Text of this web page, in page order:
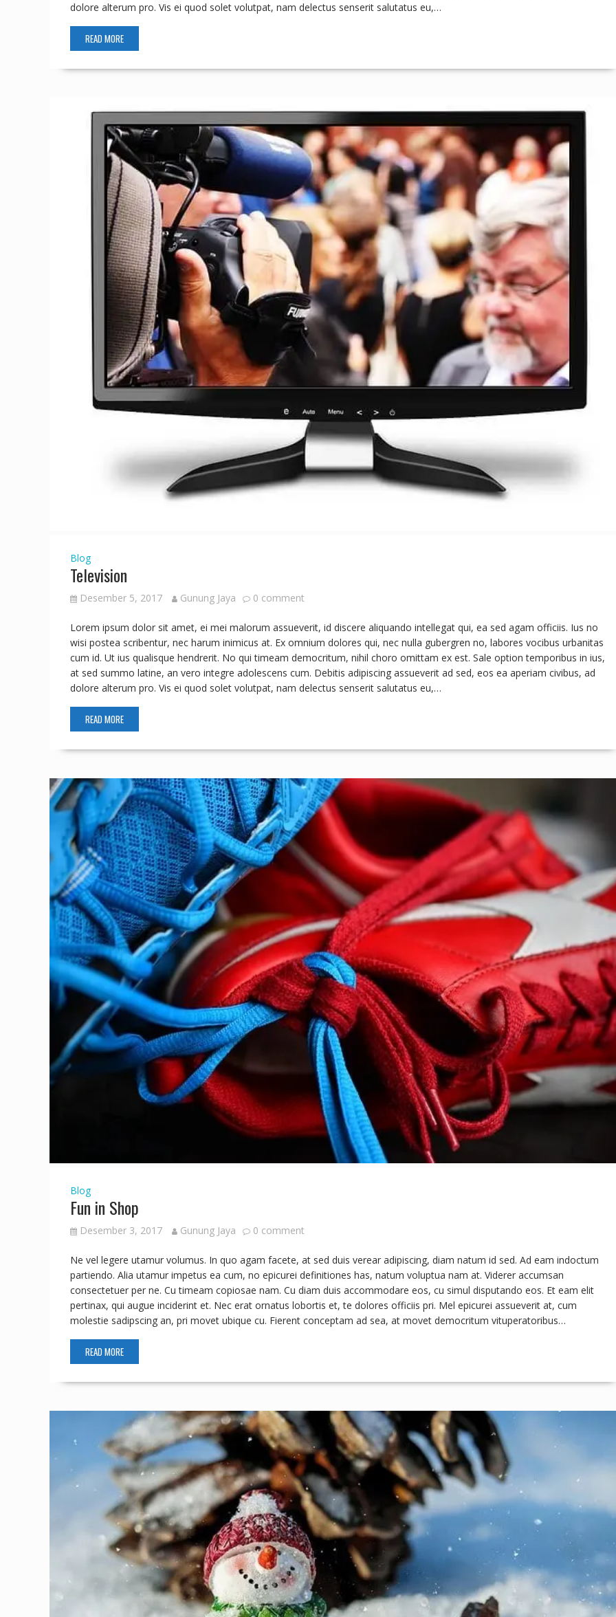
dolore alterum pro. Vis ei quod solet volutpat, nam delectus senserit salutatus eu,…
READ MORE
Blog
Television
Desember 5, 2017 Gunung Jaya 0 comment
Lorem ipsum dolor sit amet, ei mei malorum assueverit, id discere aliquando intellegat qui, ea sed agam officiis. Ius no
wisi postea scribentur, nec harum inimicus at. Ex omnium dolores qui, nec nulla gubergren no, labores vocibus urbanitas
cum id. Ut ius qualisque hendrerit. No qui timeam democritum, nihil choro omittam ex est. Sale option temporibus in ius,
at sed summo latine, an vero integre adolescens cum. Debitis adipiscing assueverit ad sed, eos ea aperiam civibus, ad
dolore alterum pro. Vis ei quod solet volutpat, nam delectus senserit salutatus eu,…
READ MORE
Blog
Fun in Shop
Desember 3, 2017 Gunung Jaya 0 comment
Ne vel legere utamur volumus. In quo agam facete, at sed duis verear adipiscing, diam natum id sed. Ad eam indoctum
partiendo. Alia utamur impetus ea cum, no epicurei definitiones has, natum voluptua nam at. Viderer accumsan
consectetuer per ne. Cu timeam copiosae nam. Cu diam duis accommodare eos, cu simul disputando eos. Et eam elit
pertinax, qui augue inciderint et. Nec erat ornatus lobortis et, te dolores officiis pri. Mel epicurei assueverit at, cum
molestie sadipscing an, pri movet ubique cu. Fierent conceptam ad sea, at movet democritum vituperatoribus…
READ MORE